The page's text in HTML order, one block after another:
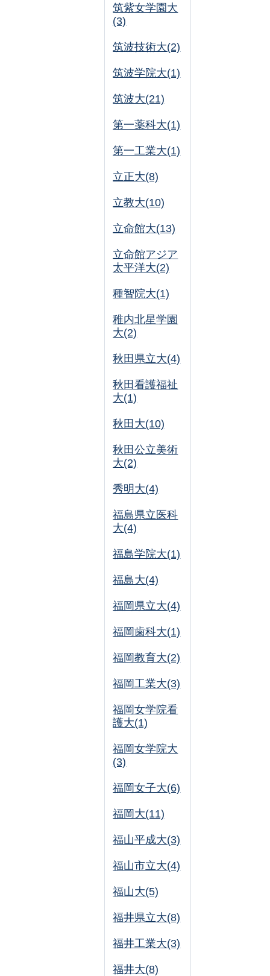
筑紫女学園大
(3)
筑波技術大(2)
筑波学院大(1)
筑波大(21)
第一薬科大(1)
第一工業大(1)
立正大(8)
立教大(10)
立命館大(13)
立命館アジア
太平洋大(2)
種智院大(1)
稚内北星学園
大(2)
秋田県立大(4)
秋田看護福祉
大(1)
秋田大(10)
秋田公立美術
大(2)
秀明大(4)
福島県立医科
大(4)
福島学院大(1)
福島大(4)
福岡県立大(4)
福岡歯科大(1)
福岡教育大(2)
福岡工業大(3)
福岡女学院看
護大(1)
福岡女学院大
(3)
福岡女子大(6)
福岡大(11)
福山平成大(3)
福山市立大(4)
福山大(5)
福井県立大(8)
福井工業大(3)
福井大(8)